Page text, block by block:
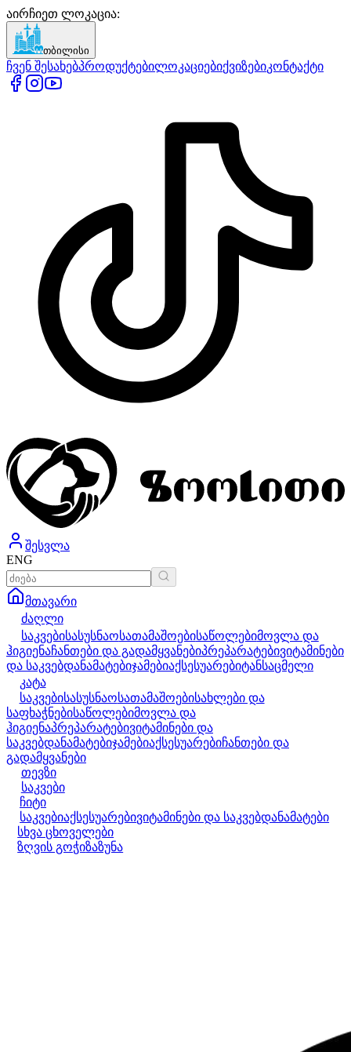
აირჩიეთ ლოკაცია:
თბილისი
ჩვენ შესახებპროდუქტებილოკაციებიქვიზებიკონტაქტი
შესვლა
ENG
მთავარი
ძაღლი
საკვებისასუსნაოსათამაშოებისაწოლებიმოვლა და
ჰიგიენაჩანთები და გადამყვანებიპრეპარატებივიტამინები
და საკვებდანამატებიჯამებიაქსესუარებიტანსაცმელი
კატა
საკვებისასუსნაოსათამაშოებისახლები და
საფხაჭნებისაწოლებიმოვლა და
ჰიგიენაპრეპარატებივიტამინები და
საკვებდანამატებიჯამებიაქსესუარებიჩანთები და
გადამყვანები
თევზი
საკვები
ჩიტი
საკვებიაქსესუარებივიტამინები და საკვებდანამატები
სხვა ცხოველები
ზღვის გოჭიზაზუნა